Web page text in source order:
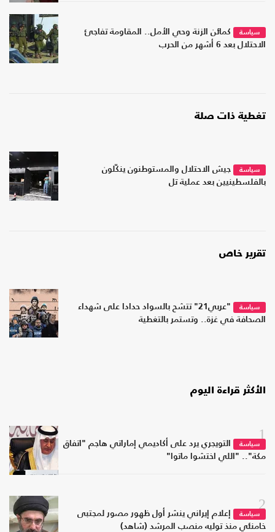
سياسة
كمائن الزنة وحي الأمل.. المقاومة تفاجئ
الاحتلال بعد 6 أشهر من الحرب
تغطية ذات صلة
سياسة
جيش الاحتلال والمستوطنون ينكّلون
بالفلسطينيين بعد عملية تل
تقرير خاص
سياسة
"عربي21" تتشح بالسواد حدادا على شهداء
الصحافة في غزة.. وتستمر بالتغطية
الأكثر قراءة اليوم
1
سياسة
التويجري يرد على أكاديمي إماراتي هاجم "اتفاق
مكة".. "اللي اختشوا ماتوا"
2
سياسة
إعلام إيراني ينشر أول ظهور مصور لمجتبى
خامنئي منذ توليه منصب المرشد (شاهد)